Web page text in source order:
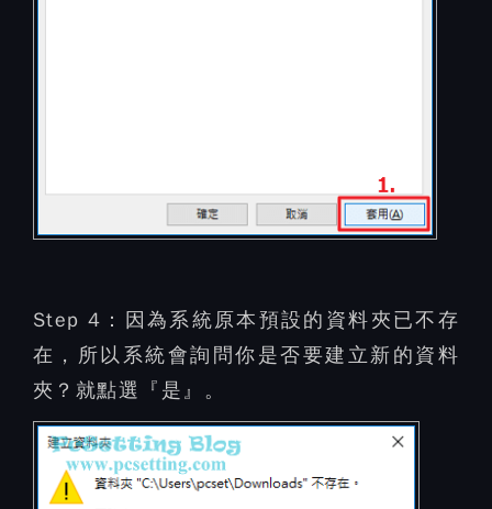
Step 4：
因為系統原本預設的資料夾已不存
在，所以系統會詢問你是否要建立新的資料
夾？就點選『是』。